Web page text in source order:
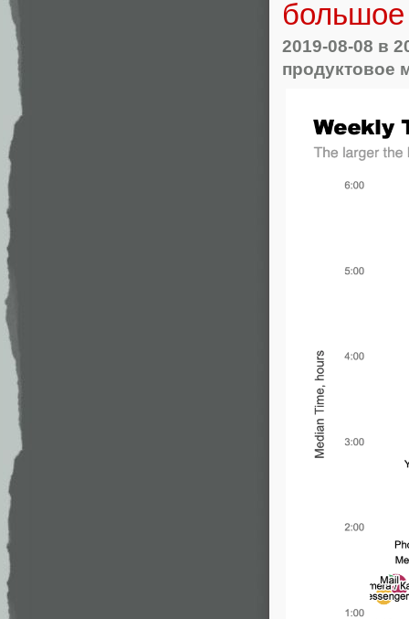
большое
2019-08-08 в
продуктовое